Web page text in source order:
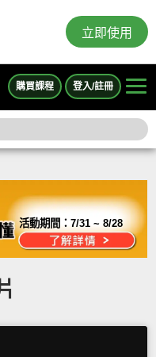
立即使用
購買課程 登入/註冊
活動期間：7/31 ~ 8/28